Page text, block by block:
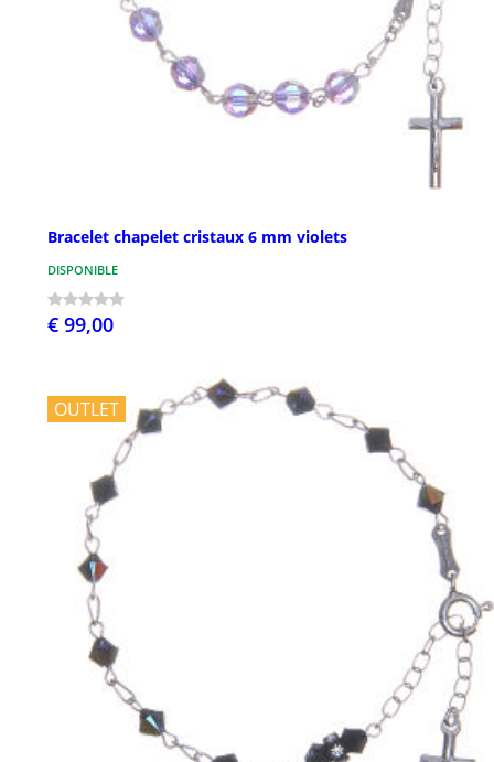
Bracelet chapelet cristaux 6 mm violets
DISPONIBLE
€ 99,00
OUTLET